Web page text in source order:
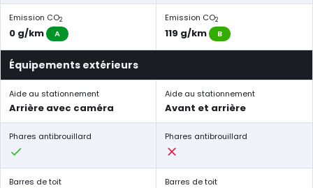
Emission CO2
0 g/km A
Emission CO2
119 g/km B
Équipements extérieurs
Aide au stationnement
Arrière avec caméra
Aide au stationnement
Avant et arrière
Phares antibrouillard Phares antibrouillard
Barres de toit Barres de toit